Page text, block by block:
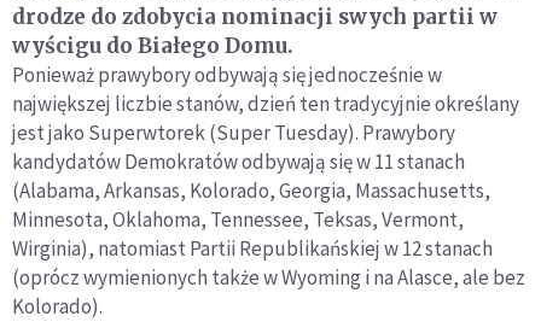
drodze do zdobycia nominacji swych partii w
wyścigu do Białego Domu.
Ponieważ prawybory odbywają się jednocześnie w
największej liczbie stanów, dzień ten tradycyjnie określany
jest jako Superwtorek (Super Tuesday). Prawybory
kandydatów Demokratów odbywają się w 11 stanach
(Alabama, Arkansas, Kolorado, Georgia, Massachusetts,
Minnesota, Oklahoma, Tennessee, Teksas, Vermont,
Wirginia), natomiast Partii Republikańskiej w 12 stanach
(oprócz wymienionych także w Wyoming i na Alasce, ale bez
Kolorado).